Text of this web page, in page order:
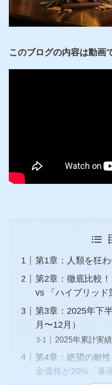
このブログの内容は動画
第1章：人類を狂
第2章：徹底比較
vs 「ハイブリッド
第3章：2025年下
月〜12月）
2025年累計実績
第4章：絶望の耐
金価格が20%「暴